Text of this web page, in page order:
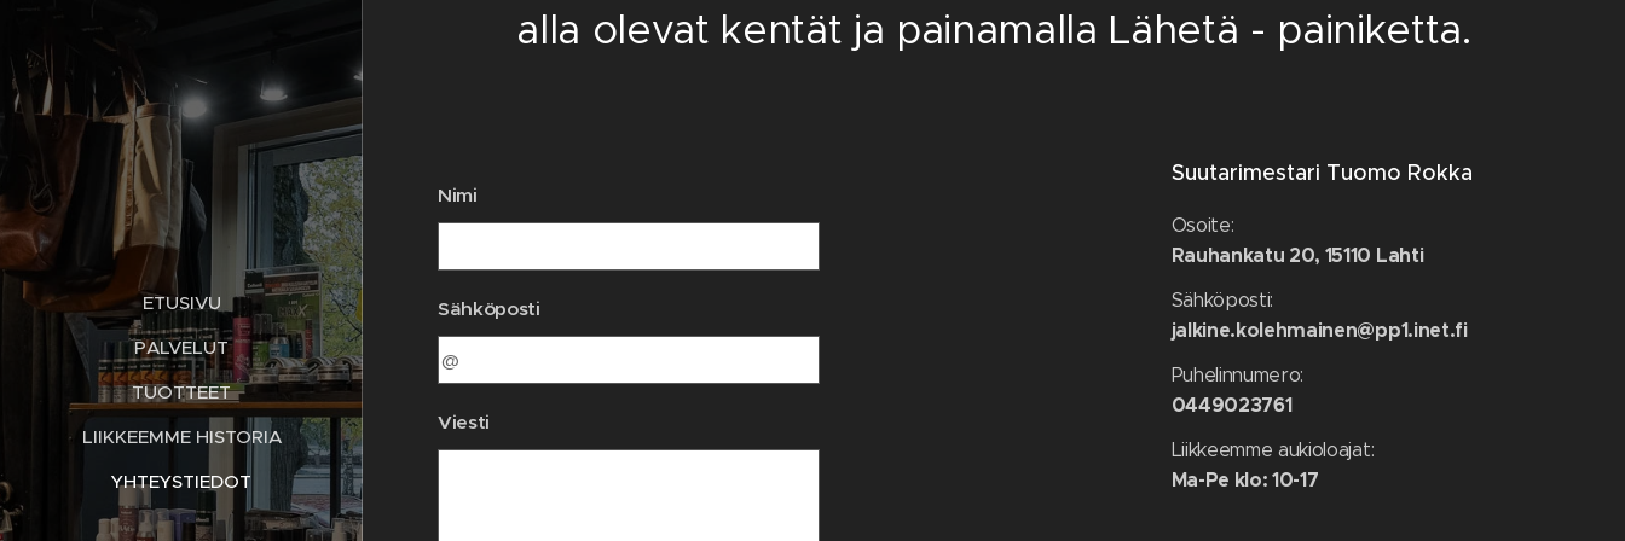
ETUSIVU
PALVELUT
TUOTTEET
LIIKKEEMME HISTORIA
YHTEYSTIEDOT
alla olevat kentät ja painamalla Lähetä - painiketta.
Nimi
Sähköposti
Viesti
Suutarimestari Tuomo Rokka
Osoite:
Rauhankatu 20, 15110 Lahti
Sähköposti:
jalkine.kolehmainen@pp1.inet.fi
Puhelinnumero:
0449023761
Liikkeemme aukioloajat:
Ma-Pe klo: 10-17